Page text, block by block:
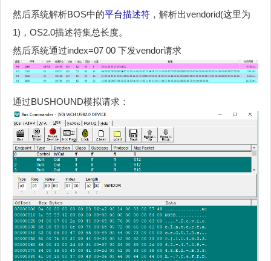
然后系统解析BOS中的平台描述符 ，解析出vendorid(这里为
1)，OS2.0描述符集总长度。
然后系统通过index=07 00 下发vendor请求
通过BUSHOUND模拟请求：